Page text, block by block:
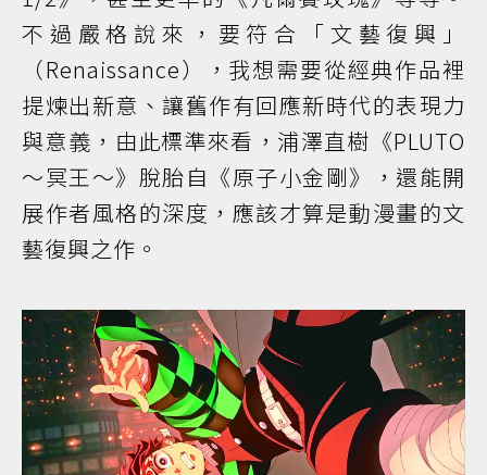
不過嚴格說來，要符合「文藝復興」
（Renaissance），我想需要從經典作品裡
提煉出新意、讓舊作有回應新時代的表現力
與意義，由此標準來看，浦澤直樹《PLUTO
～冥王～》脫胎自《原子小金剛》，還能開
展作者風格的深度，應該才算是動漫畫的文
藝復興之作。